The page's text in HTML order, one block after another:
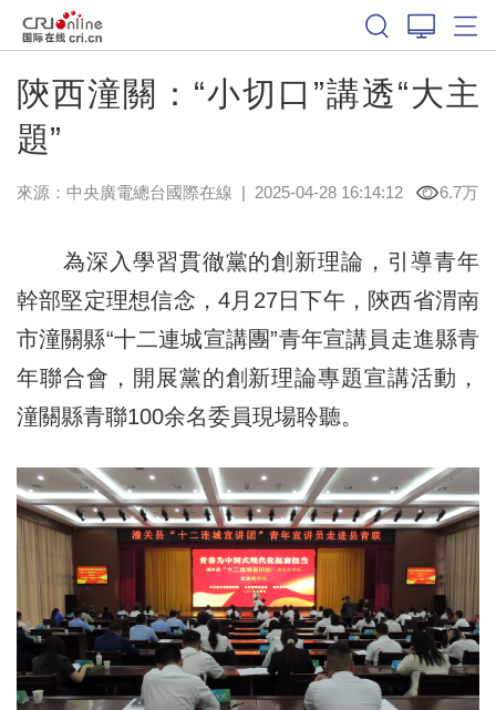
陝西潼關：“小切口”講透“大主
題”
來源：中央廣電總台國際在線 | 2025-04-28 16:14:12 6.7万
為深入學習貫徹黨的創新理論，引導青年
幹部堅定理想信念，4月27日下午，陝西省渭南
市潼關縣“十二連城宣講團”青年宣講員走進縣青
年聯合會，開展黨的創新理論專題宣講活動，
潼關縣青聯100余名委員現場聆聽。